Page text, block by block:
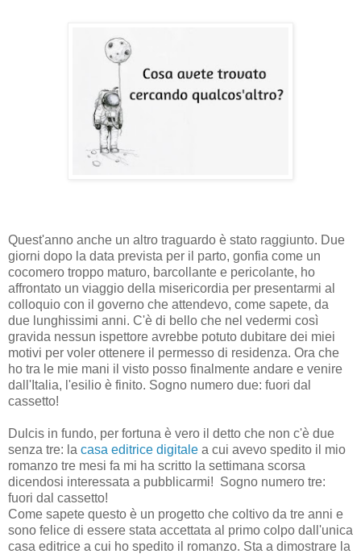
Quest'anno anche un altro traguardo è stato raggiunto. Due
giorni dopo la data prevista per il parto, gonfia come un
cocomero troppo maturo, barcollante e pericolante, ho
affrontato un viaggio della misericordia per presentarmi al
colloquio con il governo che attendevo, come sapete, da
due lunghissimi anni. C'è di bello che nel vedermi così
gravida nessun ispettore avrebbe potuto dubitare dei miei
motivi per voler ottenere il permesso di residenza. Ora che
ho tra le mie mani il visto posso finalmente andare e venire
dall'Italia, l'esilio è finito. Sogno numero due: fuori dal
cassetto!
Dulcis in fundo, per fortuna è vero il detto che non c'è due
senza tre: la casa editrice digitale a cui avevo spedito il mio
romanzo tre mesi fa mi ha scritto la settimana scorsa
dicendosi interessata a pubblicarmi! Sogno numero tre:
fuori dal cassetto!
Come sapete questo è un progetto che coltivo da tre anni e
sono felice di essere stata accettata al primo colpo dall'unica
casa editrice a cui ho spedito il romanzo. Sta a dimostrare la